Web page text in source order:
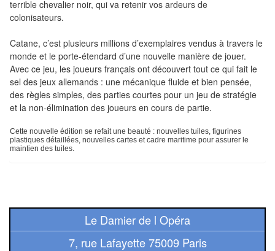
Jeux
société
Jeux
de
cartes
à
Collectionner
Pour
terrible chevalier noir, qui va retenir vos ardeurs de
colonisateurs.
Catane, c’est plusieurs millions d’exemplaires vendus à travers le
monde et le porte-étendard d’une nouvelle manière de jouer.
Avec ce jeu, les joueurs français ont découvert tout ce qui fait le
sel des jeux allemands : une mécanique fluide et bien pensée,
des règles simples, des parties courtes pour un jeu de stratégie
et la non-élimination des joueurs en cours de partie.
Cette nouvelle édition se refait une beauté : nouvelles tuiles, figurines
plastiques détaillées, nouvelles cartes et cadre maritime pour assurer le
maintien des tuiles.
Le Damier de l Opéra
7, rue Lafayette 75009 Paris